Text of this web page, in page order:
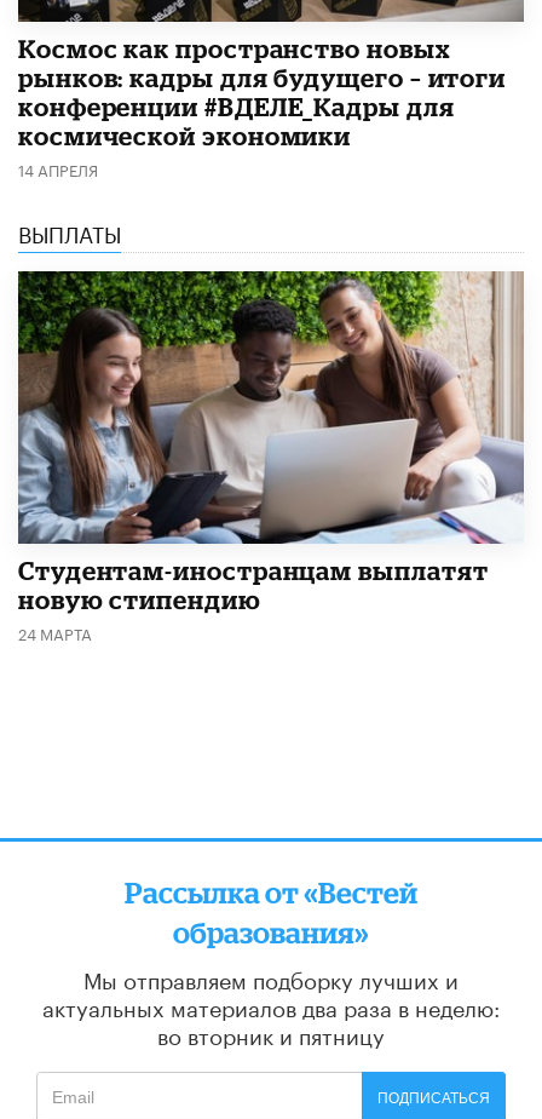
Космос как пространство новых
рынков: кадры для будущего – итоги
конференции #ВДЕЛЕ_Кадры для
космической экономики
14 АПРЕЛЯ
ВЫПЛАТЫ
Студентам-иностранцам выплатят
новую стипендию
24 МАРТА
Рассылка от «Вестей
образования»
Мы отправляем подборку лучших и
актуальных материалов два раза в неделю:
во вторник и пятницу
ПОДПИСАТЬСЯ